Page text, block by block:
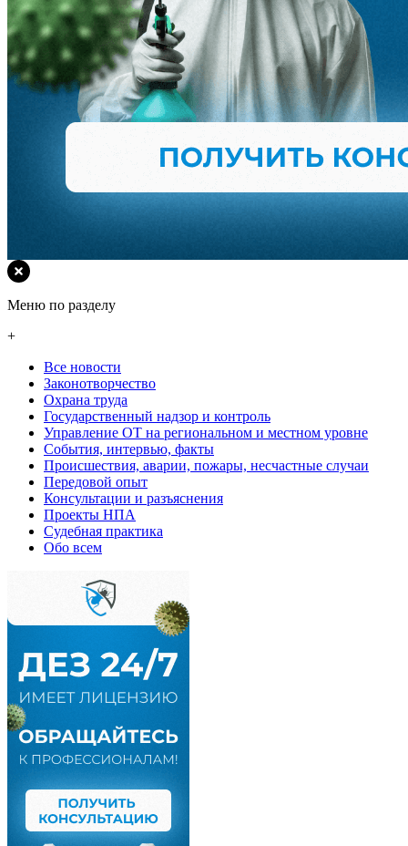
Меню по разделу
+
Все новости
Законотворчество
Охрана труда
Государственный надзор и контроль
Управление ОТ на региональном и местном уровне
События, интервью, факты
Происшествия, аварии, пожары, несчастные случаи
Передовой опыт
Консультации и разъяснения
Проекты НПА
Судебная практика
Обо всем